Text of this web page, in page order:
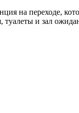
на переходе,
туалеты и зал